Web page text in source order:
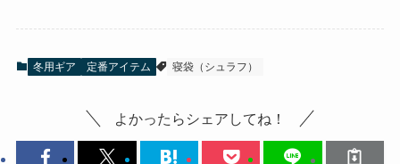
冬用ギア 定番アイテム 寝袋（シュラフ）
よかったらシェアしてね！